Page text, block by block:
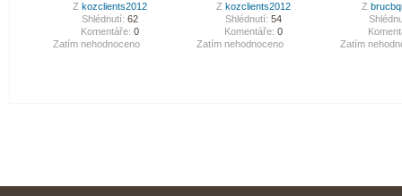
Z kozclients2012
Shlédnutí: 62
Komentáře: 0
Zatím nehodnoceno
Z kozclients2012
Shlédnutí: 54
Komentáře: 0
Zatím nehodnoceno
Z
Zatím